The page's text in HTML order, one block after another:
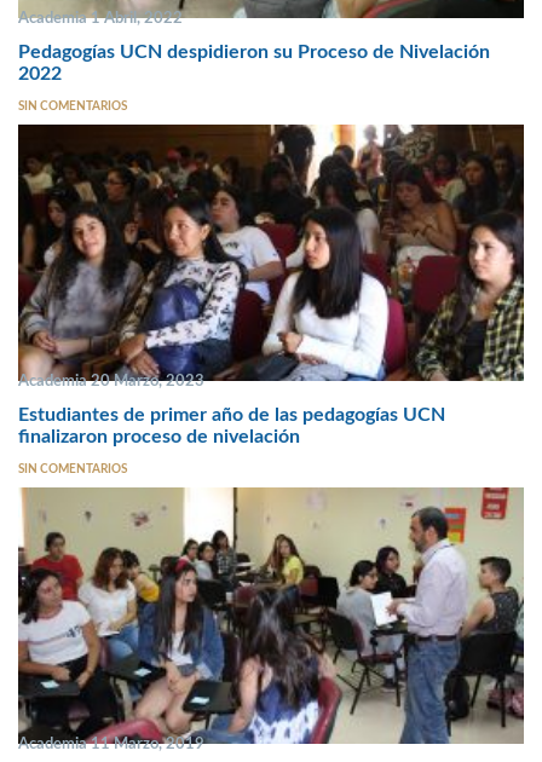
Academia 1 Abril, 2022
Pedagogías UCN despidieron su Proceso de Nivelación
2022
SIN COMENTARIOS
Academia 20 Marzo, 2023
Estudiantes de primer año de las pedagogías UCN
finalizaron proceso de nivelación
SIN COMENTARIOS
Academia 11 Marzo, 2019